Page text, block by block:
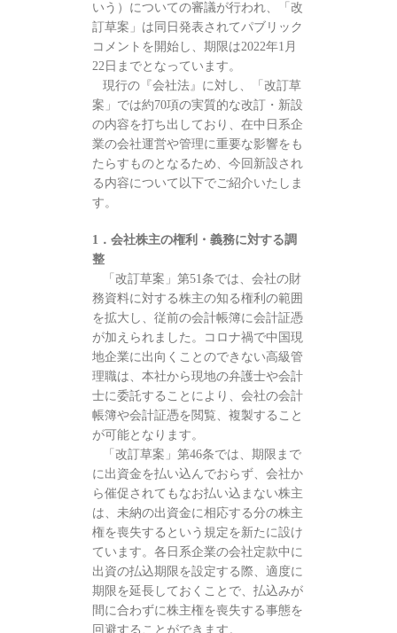
いう）についての審議が行われ、「改
訂草案」は同日発表されてパブリック
コメントを開始し、期限は2022年1月
22日までとなっています。
現行の『会社法』に対し、「改訂草
案」では約70項の実質的な改訂・新設
の内容を打ち出しており、在中日系企
業の会社運営や管理に重要な影響をも
たらすものとなるため、今回新設され
る内容について以下でご紹介いたしま
す。
1．会社株主の権利・義務に対する調
整
「改訂草案」第51条では、会社の財
務資料に対する株主の知る権利の範囲
を拡大し、従前の会計帳簿に会計証憑
が加えられました。コロナ禍で中国現
地企業に出向くことのできない高級管
理職は、本社から現地の弁護士や会計
士に委託することにより、会社の会計
帳簿や会計証憑を閲覧、複製すること
が可能となります。
「改訂草案」第46条では、期限まで
に出資金を払い込んでおらず、会社か
ら催促されてもなお払い込まない株主
は、未納の出資金に相応する分の株主
権を喪失するという規定を新たに設け
ています。各日系企業の会社定款中に
出資の払込期限を設定する際、適度に
期限を延長しておくことで、払込みが
間に合わずに株主権を喪失する事態を
回避することができます。